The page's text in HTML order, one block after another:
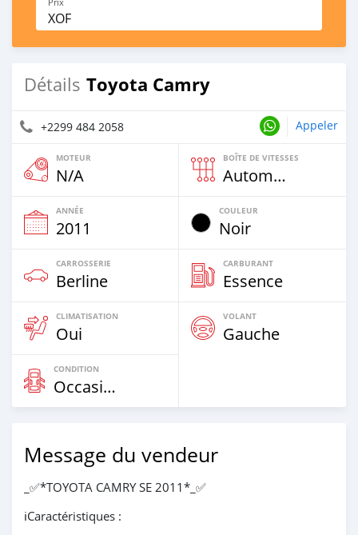
XOF
Détails Toyota Camry
+2299 484 2058 Appeler
MOTEUR
N/A
BOÎTE DE VITESSES
Automatique
ANNÉE
2011
COULEUR
Noir
CARROSSERIE
Berline
CARBURANT
Essence
CLIMATISATION
Oui
VOLANT
Gauche
CONDITION
Occasion
Message du vendeur
_✅*TOYOTA CAMRY SE 2011*_✅
ℹ️Caractéristiques :